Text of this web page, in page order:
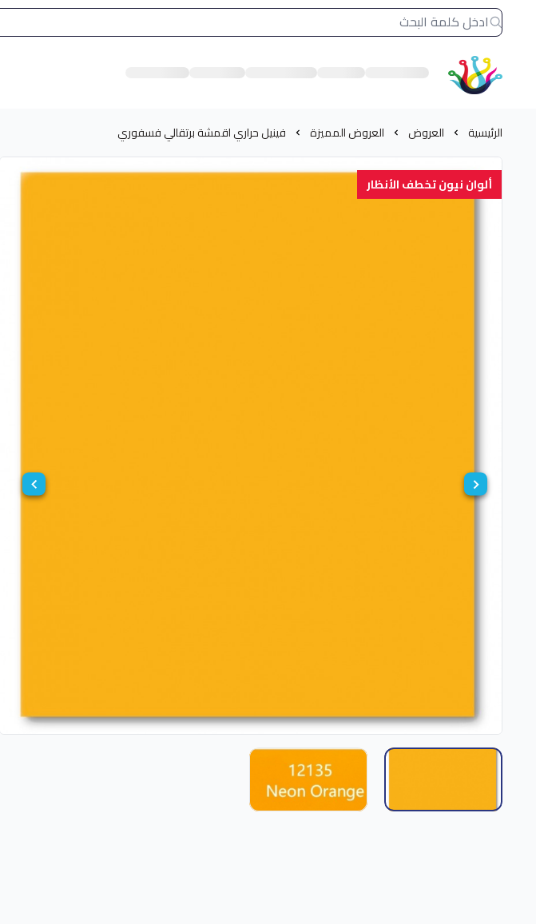
الشرق النادر بيع مستلزمات طباعة حرارية
الرئيسية العروض العروض المميزة فينيل حراري اقمشة برتقالي فسفوري
ألوان نيون تخطف الأنظار